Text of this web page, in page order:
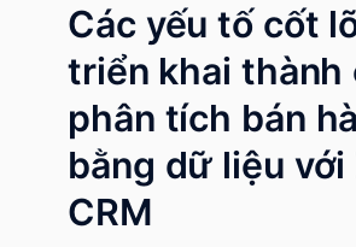
Các yếu tố cốt
triển khai thành
phân tích bán
bằng dữ liệu với
CRM